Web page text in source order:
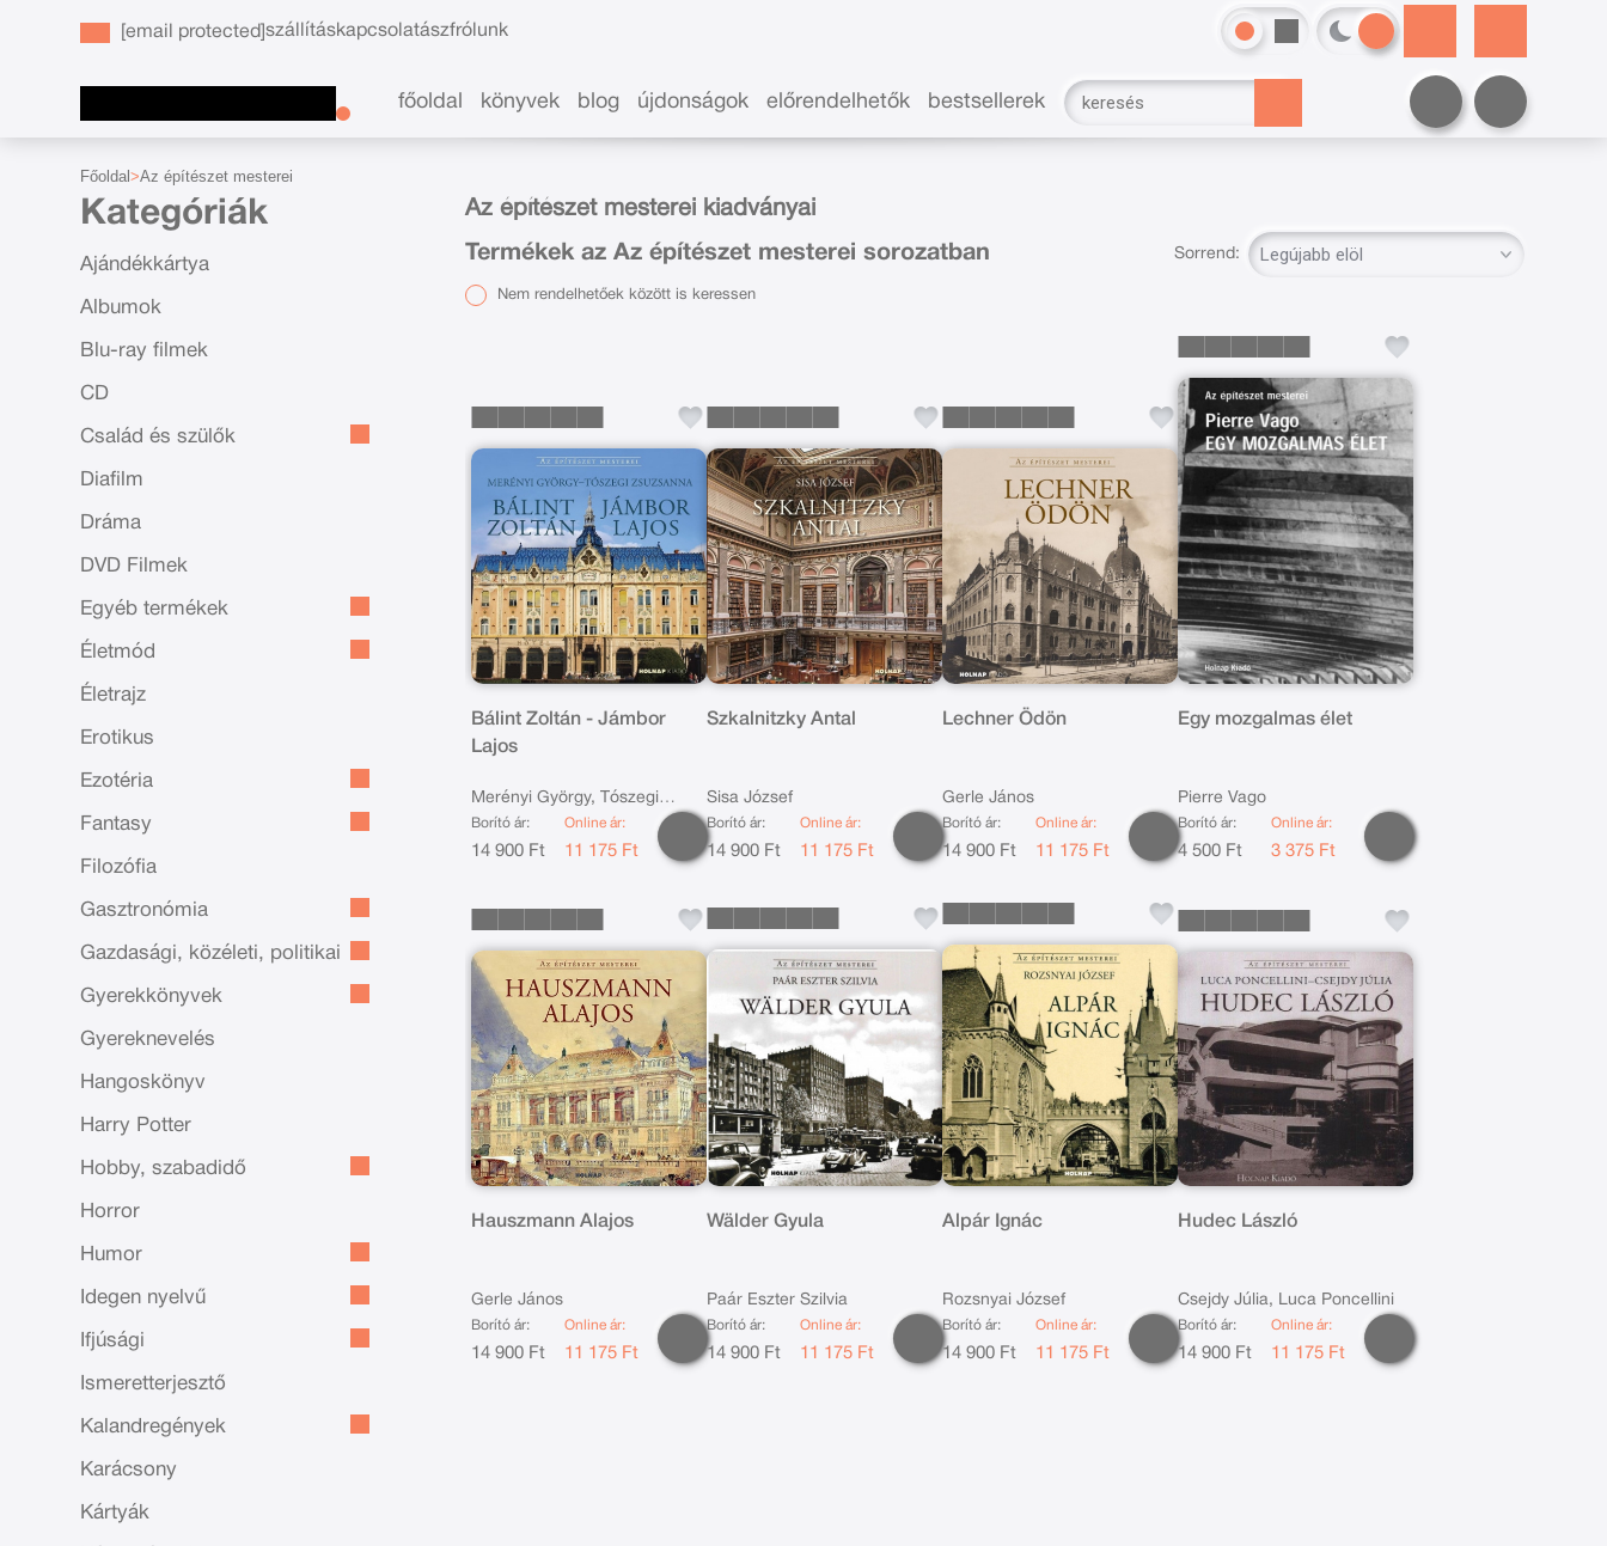
[email protected]szállításkapcsolatászfrólunk
főoldal könyvek blog újdonságok előrendelhetők bestsellerek
Főoldal Az építészet mesterei
Kategóriák
Ajándékkártya
Albumok
Blu-ray filmek
CD
Család és szülők
Diafilm
Dráma
DVD Filmek
Egyéb termékek
Életmód
Életrajz
Erotikus
Ezotéria
Fantasy
Filozófia
Gasztronómia
Gazdasági, közéleti, politikai
Gyerekkönyvek
Gyereknevelés
Hangoskönyv
Harry Potter
Hobby, szabadidő
Horror
Humor
Idegen nyelvű
Ifjúsági
Ismeretterjesztő
Kalandregények
Karácsony
Kártyák
Az építészet mesterei kiadványai
Termékek az Az építészet mesterei sorozatban Sorrend:
Nem rendelhetőek között is keressen
Bálint Zoltán - Jámbor
Lajos
Merényi György, Tószegi
Zsuzsanna
Borító ár:
14 900 Ft
Online ár:
11 175 Ft
Szkalnitzky Antal
Sisa József
Borító ár:
14 900 Ft
Online ár:
11 175 Ft
Lechner Ödön
Gerle János
Borító ár:
14 900 Ft
Online ár:
11 175 Ft
Egy mozgalmas élet
Pierre Vago
Borító ár:
4 500 Ft
Online ár:
3 375 Ft
Hauszmann Alajos
Gerle János
Borító ár:
14 900 Ft
Online ár:
11 175 Ft
Wälder Gyula
Paár Eszter Szilvia
Borító ár:
14 900 Ft
Online ár:
11 175 Ft
Alpár Ignác
Rozsnyai József
Borító ár:
14 900 Ft
Online ár:
11 175 Ft
Hudec László
Csejdy Júlia, Luca Poncellini
Borító ár:
14 900 Ft
Online ár:
11 175 Ft